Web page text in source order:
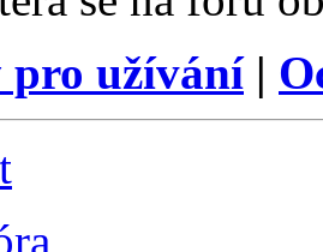
pro užívání|